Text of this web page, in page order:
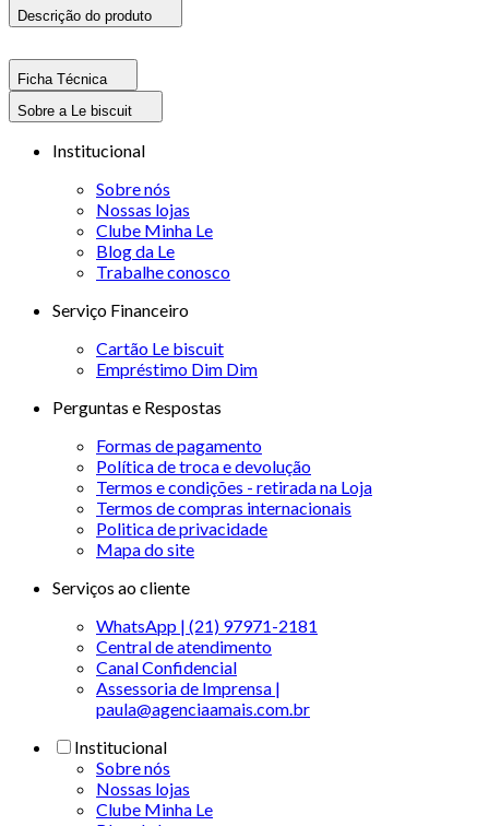
Descrição do produto
Ficha Técnica
Sobre a Le biscuit
Institucional
Sobre nós
Nossas lojas
Clube Minha Le
Blog da Le
Trabalhe conosco
Serviço Financeiro
Cartão Le biscuit
Empréstimo Dim Dim
Perguntas e Respostas
Formas de pagamento
Política de troca e devolução
Termos e condições - retirada na Loja
Termos de compras internacionais
Politica de privacidade
Mapa do site
Serviços ao cliente
WhatsApp | (21) 97971-2181
Central de atendimento
Canal Confidencial
Assessoria de Imprensa |
paula@agenciaamais.com.br
Institucional
Sobre nós
Nossas lojas
Clube Minha Le